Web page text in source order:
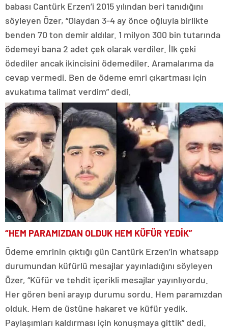
babası Cantürk Erzen’i 2015 yılından beri tanıdığını
söyleyen Özer, “Olaydan 3-4 ay önce oğluyla birlikte
benden 70 ton demir aldılar. 1 milyon 300 bin tutarında
ödemeyi bana 2 adet çek olarak verdiler. İlk çeki
ödediler ancak ikincisini ödemediler. Aramalarıma da
cevap vermedi. Ben de ödeme emri çıkartması için
avukatıma talimat verdim” dedi.
“HEM PARAMIZDAN OLDUK HEM KÜFÜR YEDİK”
Ödeme emrinin çıktığı gün Cantürk Erzen’in whatsapp
durumundan küfürlü mesajlar yayınladığını söyleyen
Özer, “Küfür ve tehdit içerikli mesajlar yayınlıyordu.
Her gören beni arayıp durumu sordu. Hem paramızdan
olduk. Hem de üstüne hakaret ve küfür yedik.
Paylaşımları kaldırması için konuşmaya gittik” dedi.